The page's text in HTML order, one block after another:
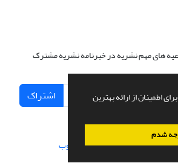
اطمینان از ارائه بهترین
شدم
های مهم نشریه در خبرنامه نشریه مشترک
اشتراک
علمی.طراحی و پیاده سازی از سیناوب